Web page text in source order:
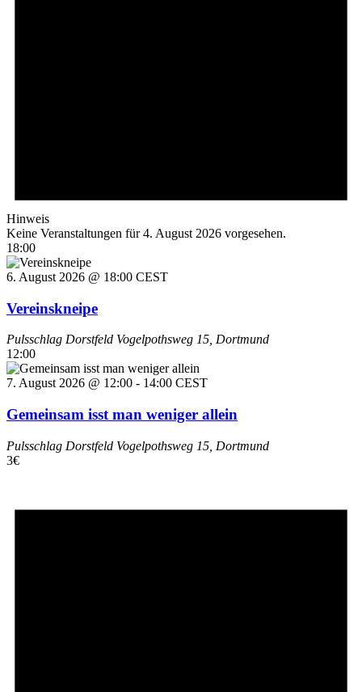
Hinweis
Keine Veranstaltungen für 4. August 2026 vorgesehen.
18:00
6. August 2026 @ 18:00 CEST
Vereinskneipe
Pulsschlag Dorstfeld Vogelpothsweg 15, Dortmund
12:00
7. August 2026 @ 12:00 - 14:00 CEST
Gemeinsam isst man weniger allein
Pulsschlag Dorstfeld Vogelpothsweg 15, Dortmund
3€